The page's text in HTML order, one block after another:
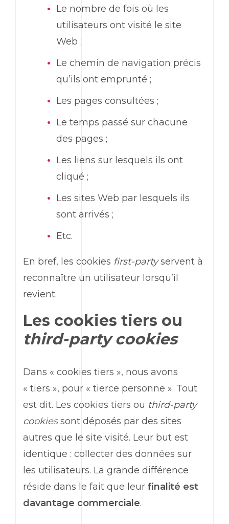
Le nombre de fois où les
utilisateurs ont visité le site
Web ;
Le chemin de navigation précis
qu’ils ont emprunté ;
Les pages consultées ;
Le temps passé sur chacune
des pages ;
Les liens sur lesquels ils ont
cliqué ;
Les sites Web par lesquels ils
sont arrivés ;
Etc.
En bref, les cookies first-partyservent à
reconnaître un utilisateur lorsqu’il
revient.
Les cookies tiers ou
third-party cookies
Dans « cookies tiers », nous avons
« tiers », pour « tierce personne ». Tout
est dit. Les cookies tiers ou third-party
cookiessont déposés par des sites
autres que le site visité. Leur but est
identique : collecter des données sur
les utilisateurs. La grande différence
réside dans le fait que leur finalité est
davantage commerciale.